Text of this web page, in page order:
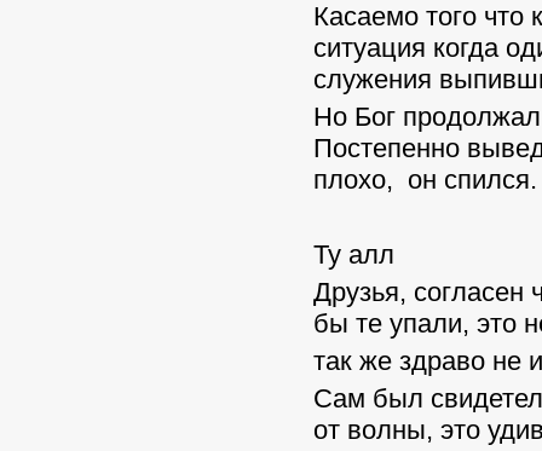
Касаемо того что
ситуация когда
служения
Но Бог
Постепенно
плохо, он спился.
Ту алл
Друзья, согласен
бы те упали, это
так же здраво не
Сам был
от волны, это